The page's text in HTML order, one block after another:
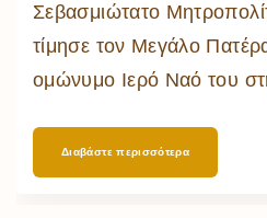
Σεβασμιώτατο
τίμησε τον Μεγάλο
ομώνυμο Ιερό Ναό του
Διαβάστε περισσότερα